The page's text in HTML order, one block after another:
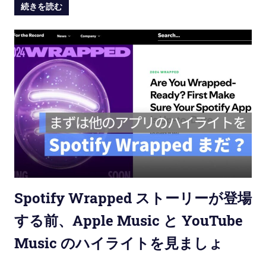
続きを読む
Spotify Wrapped ストーリーが登場
する前、Apple Music と YouTube
Music のハイライトを見ましょ